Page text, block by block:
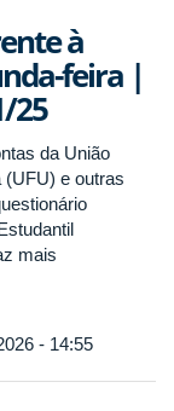
à
feira |
25
da União
(UFU) e outras
mais
- 14:55